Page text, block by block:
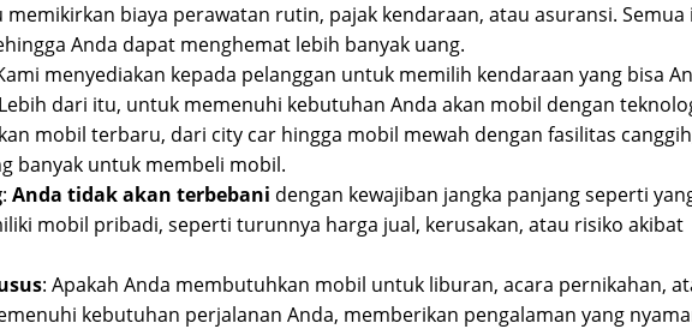
memikirkan biaya perawatan rutin, pajak kendaraan, atau asuransi. Semua
Anda dapat menghemat lebih banyak uang.
menyediakan kepada pelanggan untuk memilih kendaraan yang bisa
dari itu, untuk memenuhi kebutuhan Anda akan mobil dengan
mobil terbaru, dari city car hingga mobil mewah dengan fasilitas
banyak untuk membeli mobil.
: Anda tidak akan terbebani dengan kewajiban jangka panjang seperti
mobil pribadi, seperti turunnya harga jual, kerusakan, atau risiko akibat
: Apakah Anda membutuhkan mobil untuk liburan, acara pernikahan,
kebutuhan perjalanan Anda, memberikan pengalaman yang